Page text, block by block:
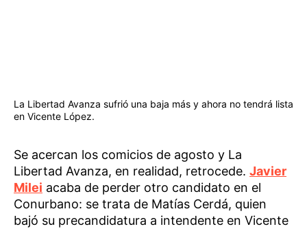
La Libertad Avanza sufrió una baja más y ahora no tendrá lista
en Vicente López.
Se acercan los comicios de agosto y La
Libertad Avanza, en realidad, retrocede. Javier
Milei acaba de perder otro candidato en el
Conurbano: se trata de Matías Cerdá, quien
bajó su precandidatura a intendente en Vicente